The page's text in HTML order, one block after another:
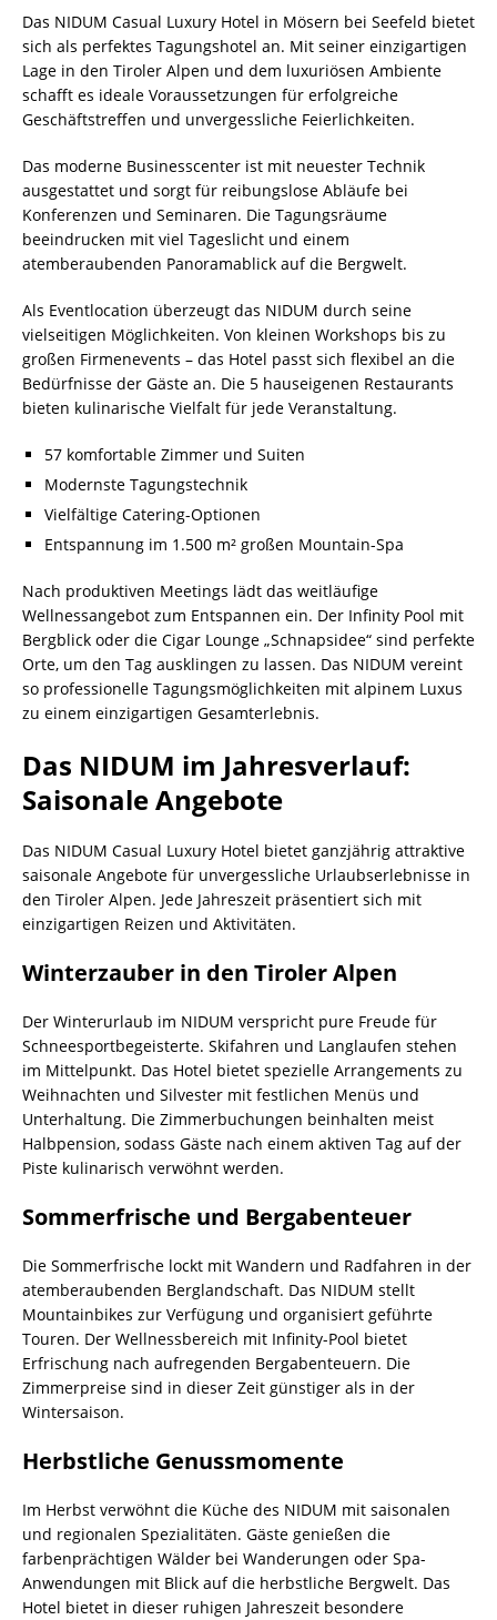
Das NIDUM Casual Luxury Hotel in Mösern bei Seefeld bietet
sich als perfektes Tagungshotel an. Mit seiner einzigartigen
Lage in den Tiroler Alpen und dem luxuriösen Ambiente
schafft es ideale Voraussetzungen für erfolgreiche
Geschäftstreffen und unvergessliche Feierlichkeiten.
Das moderne Businesscenter ist mit neuester Technik
ausgestattet und sorgt für reibungslose Abläufe bei
Konferenzen und Seminaren. Die Tagungsräume
beeindrucken mit viel Tageslicht und einem
atemberaubenden Panoramablick auf die Bergwelt.
Als Eventlocation überzeugt das NIDUM durch seine
vielseitigen Möglichkeiten. Von kleinen Workshops bis zu
großen Firmenevents – das Hotel passt sich flexibel an die
Bedürfnisse der Gäste an. Die 5 hauseigenen Restaurants
bieten kulinarische Vielfalt für jede Veranstaltung.
57 komfortable Zimmer und Suiten
Modernste Tagungstechnik
Vielfältige Catering-Optionen
Entspannung im 1.500 m² großen Mountain-Spa
Nach produktiven Meetings lädt das weitläufige
Wellnessangebot zum Entspannen ein. Der Infinity Pool mit
Bergblick oder die Cigar Lounge „Schnapsidee“ sind perfekte
Orte, um den Tag ausklingen zu lassen. Das NIDUM vereint
so professionelle Tagungsmöglichkeiten mit alpinem Luxus
zu einem einzigartigen Gesamterlebnis.
Das NIDUM im Jahresverlauf:
Saisonale Angebote
Das NIDUM Casual Luxury Hotel bietet ganzjährig attraktive
saisonale Angebote für unvergessliche Urlaubserlebnisse in
den Tiroler Alpen. Jede Jahreszeit präsentiert sich mit
einzigartigen Reizen und Aktivitäten.
Winterzauber in den Tiroler Alpen
Der Winterurlaub im NIDUM verspricht pure Freude für
Schneesportbegeisterte. Skifahren und Langlaufen stehen
im Mittelpunkt. Das Hotel bietet spezielle Arrangements zu
Weihnachten und Silvester mit festlichen Menüs und
Unterhaltung. Die Zimmerbuchungen beinhalten meist
Halbpension, sodass Gäste nach einem aktiven Tag auf der
Piste kulinarisch verwöhnt werden.
Sommerfrische und Bergabenteuer
Die Sommerfrische lockt mit Wandern und Radfahren in der
atemberaubenden Berglandschaft. Das NIDUM stellt
Mountainbikes zur Verfügung und organisiert geführte
Touren. Der Wellnessbereich mit Infinity-Pool bietet
Erfrischung nach aufregenden Bergabenteuern. Die
Zimmerpreise sind in dieser Zeit günstiger als in der
Wintersaison.
Herbstliche Genussmomente
Im Herbst verwöhnt die Küche des NIDUM mit saisonalen
und regionalen Spezialitäten. Gäste genießen die
farbenprächtigen Wälder bei Wanderungen oder Spa-
Anwendungen mit Blick auf die herbstliche Bergwelt. Das
Hotel bietet in dieser ruhigen Jahreszeit besondere